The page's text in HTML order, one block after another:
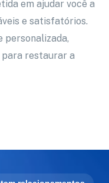
em ajudar você a
e satisfatórios.
personalizada,
restaurar a